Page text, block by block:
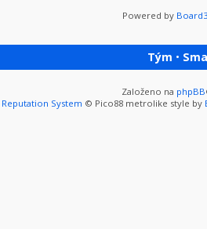
Powered by
Tým •
Založeno na phpBB
Reputation System © Pico88 metrolike style by